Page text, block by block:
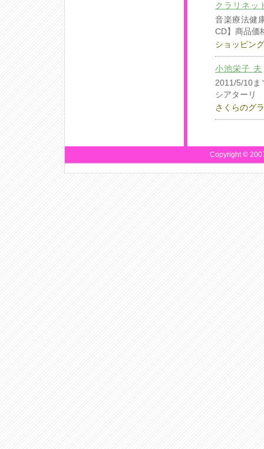
クラリネッ
音楽療法健
CD】商品価
ショッピン
小池栄子 夫
2011/5/10
シアターリ
さくらのグ
Copyright ©